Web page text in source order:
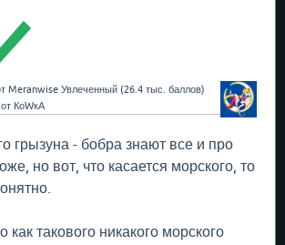
Meranwise Увлеченный (26.4 тыс. баллов)
от КоWкА
грызуна - бобра знают все и про
но вот, что касается морского, то
как такового никакого морского